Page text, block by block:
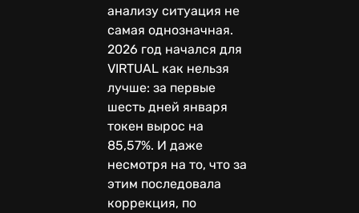
анализу ситуация не
самая однозначная.
2026 год начался для
VIRTUAL как нельзя
лучше: за первые
шесть дней января
токен вырос на
85,57%. И даже
несмотря на то, что за
этим последовала
коррекция, по